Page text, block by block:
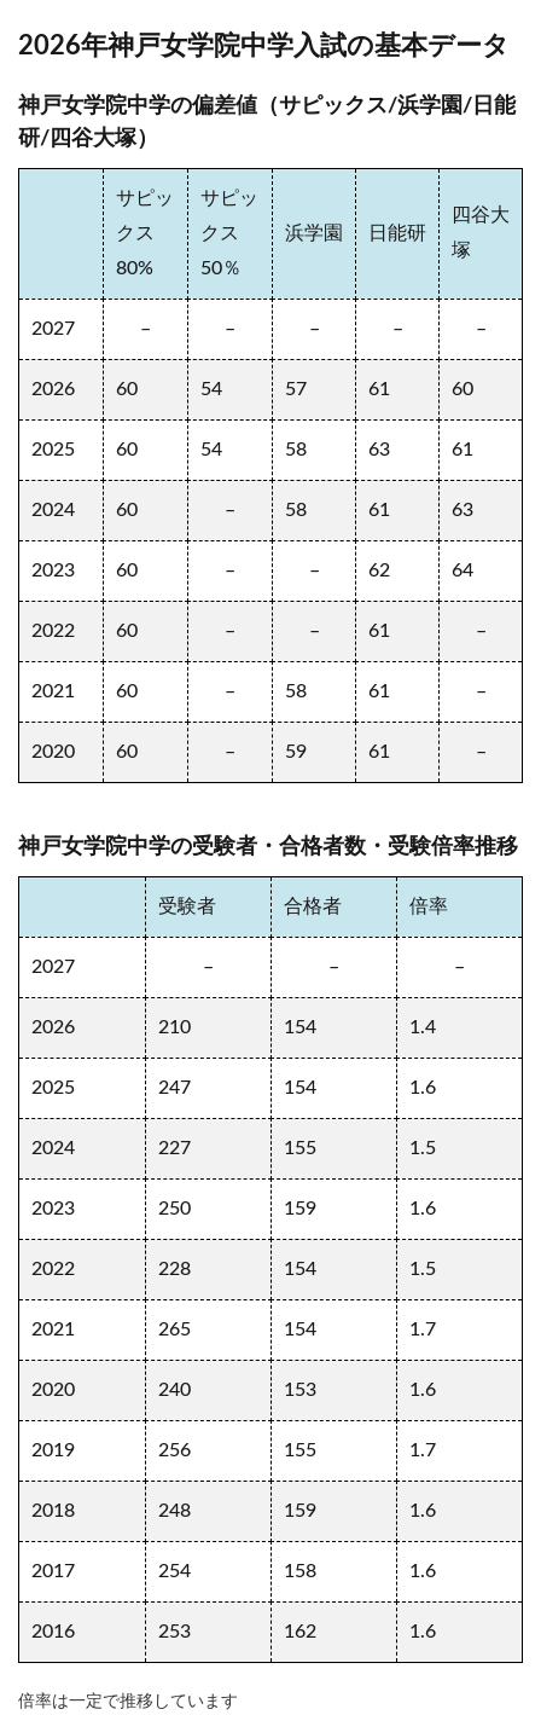
2026年神戸女学院中学入試の基本データ
神戸女学院中学の偏差値（サピックス/浜学園/日能
研/四谷大塚）
サピッ
クス
80%
サピッ
クス
50％
浜学園 日能研
四谷大
塚
2027 – – – – –
2026 60 54 57 61 60
2025 60 54 58 63 61
2024 60 – 58 61 63
2023 60 – – 62 64
2022 60 – – 61 –
2021 60 – 58 61 –
2020 60 – 59 61 –
神戸女学院中学の受験者・合格者数・受験倍率推移
受験者 合格者 倍率
2027 – – –
2026 210 154 1.4
2025 247 154 1.6
2024 227 155 1.5
2023 250 159 1.6
2022 228 154 1.5
2021 265 154 1.7
2020 240 153 1.6
2019 256 155 1.7
2018 248 159 1.6
2017 254 158 1.6
2016 253 162 1.6
倍率は一定で推移しています